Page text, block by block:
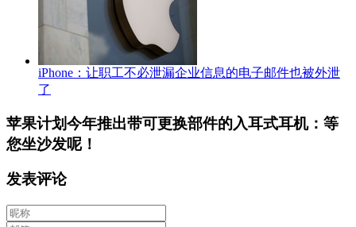
iPhone：让职工不必泄漏企业信息的电子邮件也被外泄
了
苹果计划今年推出带可更换部件的入耳式耳机：等
您坐沙发呢！
发表评论